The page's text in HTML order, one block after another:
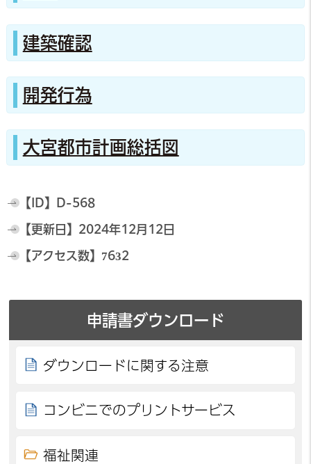
建築確認
開発行為
大宮都市計画総括図
【ID】 D-568
【更新日】 2024年12月12日
【アクセス数】 7632
申請書ダウンロード
ダウンロードに関する注意
コンビニでのプリントサービス
福祉関連